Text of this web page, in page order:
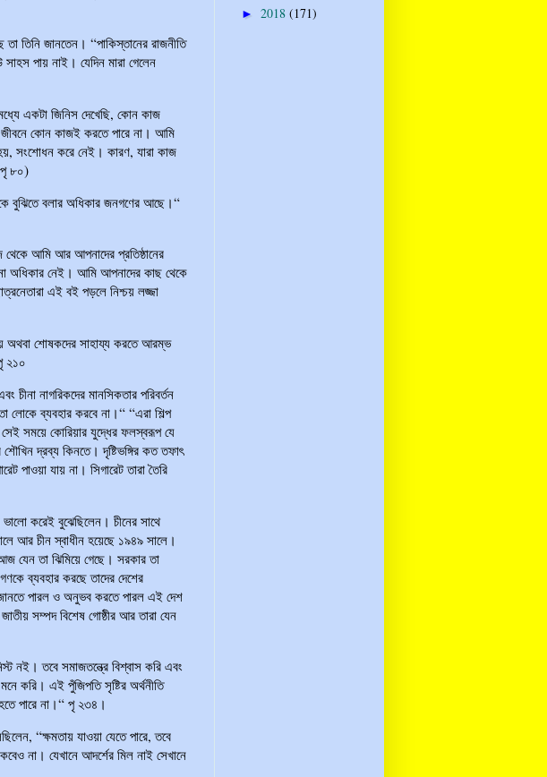
তিনি জানতেন। “পাকিস্তানের রাজনীতি
পায় নাই। যেদিন মারা গেলেন
একটা জিনিস দেখেছি, কোন কাজ
কোন কাজই করতে পারে না। আমি
সংশোধন করে নেই। কারণ, যারা কাজ
৮০)
বুঝিতে বলার অধিকার জনগণের আছে।“
থেকে আমি আর আপনাদের প্রতিষ্ঠানের
অধিকার নেই। আমি আপনাদের কাছ থেকে
এই বই পড়লে নিশ্চয় লজ্জা
অথবা শোষকদের সাহায্য করতে আরম্ভ
২১০
চীনা নাগরিকদের মানসিকতার পরিবর্তন
লোকে ব্যবহার করবে না।“ “এরা শিল্প
সময়ে কোরিয়ার যুদ্ধের ফলস্বরূপ যে
দ্রব্য কিনতে। দৃষ্টিভঙ্গির কত তফাৎ
পাওয়া যায় না। সিগারেট তারা তৈরি
করেই বুঝেছিলেন। চীনের সাথে
আর চীন স্বাধীন হয়েছে ১৯৪৯ সালে।
যেন তা ঝিমিয়ে গেছে। সরকার তা
ব্যবহার করছে তাদের দেশের
পারল ও অনুভব করতে পারল এই দেশ
সম্পদ বিশেষ গোষ্ঠীর আর তারা যেন
নই। তবে সমাজতন্ত্রে বিশ্বাস করি এবং
করি। এই পুঁজিপতি সৃষ্টির অর্থনীতি
পারে না।“ পৃ ২৩৪।
“ক্ষমতায় যাওয়া যেতে পারে, তবে
না। যেখানে আদর্শের মিল নাই সেখানে
► 2018 (171)